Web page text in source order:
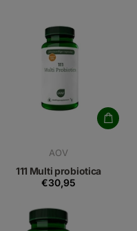
AOV
111 Multi probiotica
€30,95